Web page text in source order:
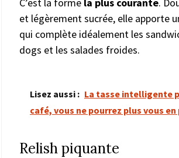
et légèrement sucrée, elle apporte
qui complète idéalement les
dogs et les salades froides.
Lisez aussi : La tasse intelligente
café, vous ne pourrez plus vous en
Relish piquante